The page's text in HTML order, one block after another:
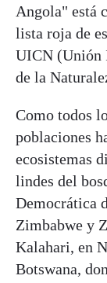
Angola" está
lista roja de
UICN (Unión
de la
Como todos
poblaciones
ecosistemas
lindes del
Democrática
Zimbabwe y
Kalahari, en
Botswana,